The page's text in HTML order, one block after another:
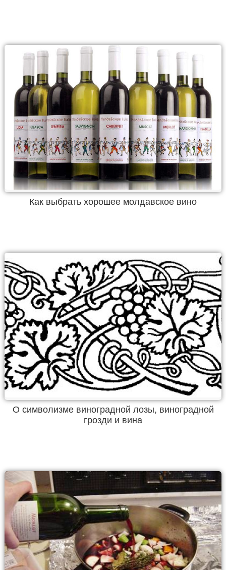
Как выбрать хорошее молдавское вино
О символизме виноградной лозы, виноградной
грозди и вина